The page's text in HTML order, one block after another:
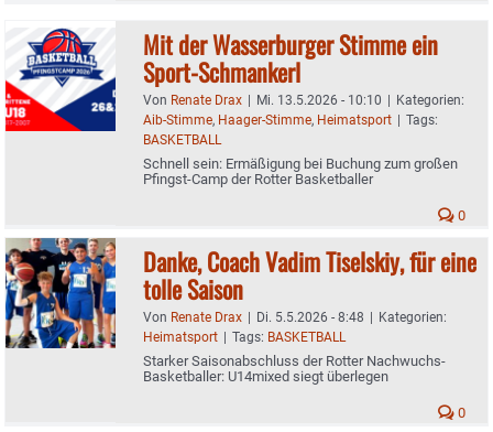
Mit der Wasserburger Stimme ein
Sport-Schmankerl
Von Renate Drax | Mi. 13.5.2026 - 10:10 | Kategorien:
Aib-Stimme, Haager-Stimme, Heimatsport | Tags:
BASKETBALL
Schnell sein: Ermäßigung bei Buchung zum großen
Pfingst-Camp der Rotter Basketballer
0
Danke, Coach Vadim Tiselskiy, für eine
tolle Saison
Von Renate Drax | Di. 5.5.2026 - 8:48 | Kategorien:
Heimatsport | Tags: BASKETBALL
Starker Saisonabschluss der Rotter Nachwuchs-
Basketballer: U14mixed siegt überlegen
0